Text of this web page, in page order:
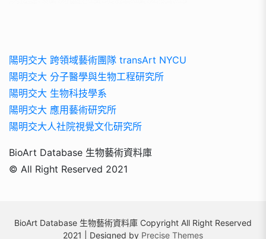
陽明交大 跨領域藝術團隊 transArt NYCU
陽明交大 分子醫學與生物工程研究所
陽明交大 生物科技學系
陽明交大 應用藝術研究所
陽明交大人社院視覺文化研究所
BioArt Database 生物藝術資料庫
© All Right Reserved 2021
BioArt Database 生物藝術資料庫 Copyright All Right Reserved
2021 | Designed by Precise Themes